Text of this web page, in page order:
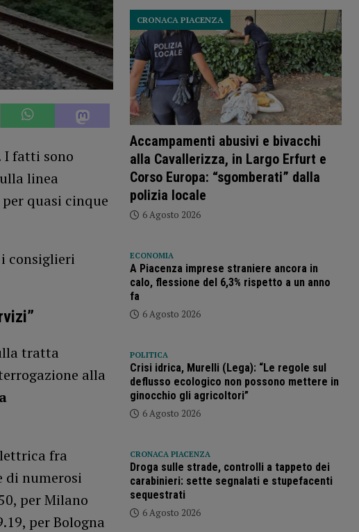
I fatti sono
linea
quasi cinque
consiglieri
tratta
alla
fra
di numerosi
per Milano
per Bologna
Accampamenti abusivi e bivacchi
alla Cavallerizza, in Largo Erfurt e
Corso Europa: “sgomberati” dalla
polizia locale
CRONACA PIACENZA
6 Agosto 2026
ECONOMIA
A Piacenza imprese straniere ancora in
calo, flessione del 6,3% rispetto a un anno
fa
6 Agosto 2026
POLITICA
Crisi idrica, Murelli (Lega): “Le regole sul
deflusso ecologico non possono mettere in
ginocchio gli agricoltori”
6 Agosto 2026
CRONACA PIACENZA
Droga sulle strade, controlli a tappeto dei
carabinieri: sette segnalati e stupefacenti
sequestrati
6 Agosto 2026